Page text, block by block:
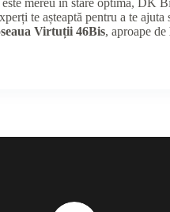
mereu în stare optimă, DK
te așteaptă pentru a te
Virtuții 46Bis, aproape de